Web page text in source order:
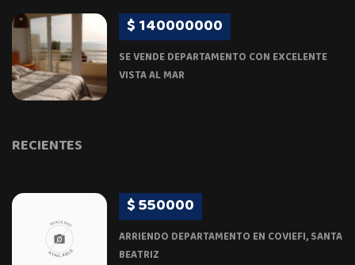
$ 140000000
SE VENDE DEPARTAMENTO CON EXCELENTE
VISTA AL MAR
RECIENTES
$ 550000
ARRIENDO DEPARTAMENTO EN COVIEFI, SANTA
BEATRIZ